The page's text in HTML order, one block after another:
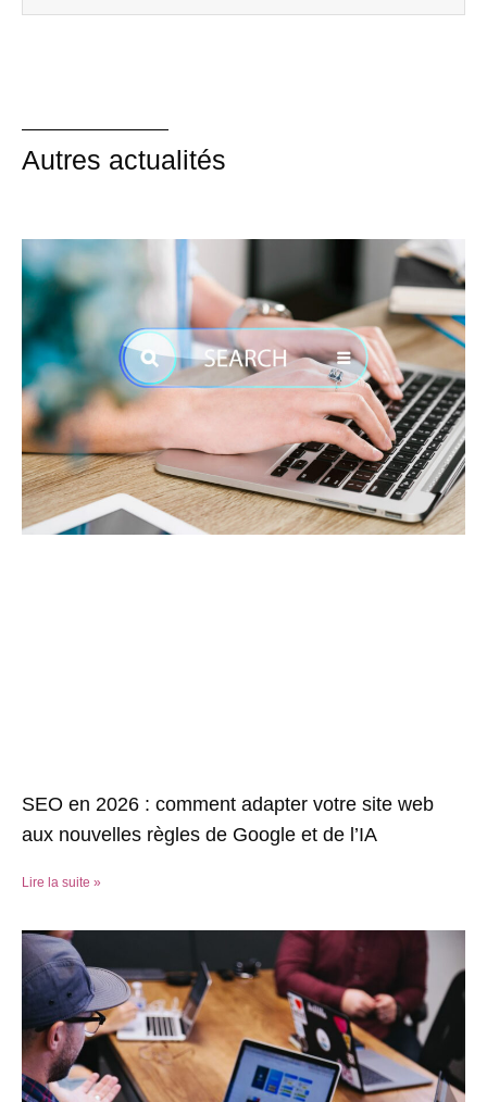
Autres actualités
SEO en 2026 : comment adapter votre site web
aux nouvelles règles de Google et de l’IA
Lire la suite »